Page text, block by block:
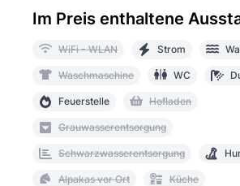
Im Preis enthaltene
WiFi - WLAN Strom
Waschmaschine WC
Feuerstelle Hofladen
Grauwasserentsorgung
Schwarzwasserentsorgung
Alpakas vor Ort Küche